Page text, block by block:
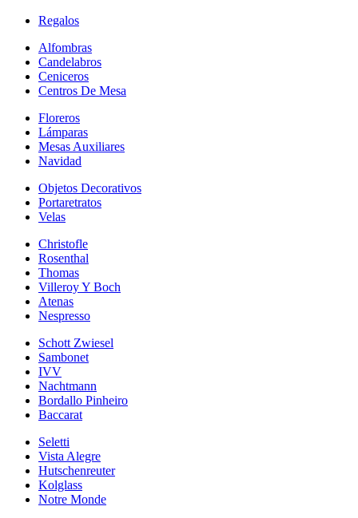
Regalos
Alfombras
Candelabros
Ceniceros
Centros De Mesa
Floreros
Lámparas
Mesas Auxiliares
Navidad
Objetos Decorativos
Portaretratos
Velas
Christofle
Rosenthal
Thomas
Villeroy Y Boch
Atenas
Nespresso
Schott Zwiesel
Sambonet
IVV
Nachtmann
Bordallo Pinheiro
Baccarat
Seletti
Vista Alegre
Hutschenreuter
Kolglass
Notre Monde